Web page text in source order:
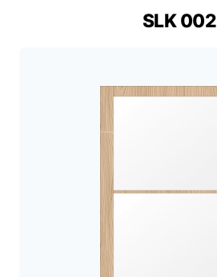
SLK 002